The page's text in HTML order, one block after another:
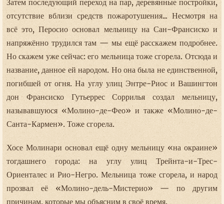
Затем последующий переход на пар, деревянные постройки,
отсутствие вблизи средств пожаротушения... Несмотря на
всё это, Перосио основал мельницу на Сан-Франсиско и
напряжённо трудился там — мы ещё расскажем подробнее.
Но скажем уже сейчас: его мельница тоже сгорела. Отсюда и
название, данное ей народом. Но она была не единственной,
погибшей от огня. На углу улиц Энтре-Риос и Вашингтон
дон Франсиско Гутьеррес Соррилья создал мельницу,
называвшуюся «Молино-де-Фео» и также «Молино-де-
Санта-Кармен». Тоже сгорела.
Хосе Молинари основал ещё одну мельницу «на окраине»
тогдашнего города: на углу улиц Трейнта-и-Трес-
Ориенталес и Рио-Негро. Мельница тоже сгорела, и народ
прозвал её «Молино-дель-Мистерио» — по другим
причинам, которые мы объясним в своё время.